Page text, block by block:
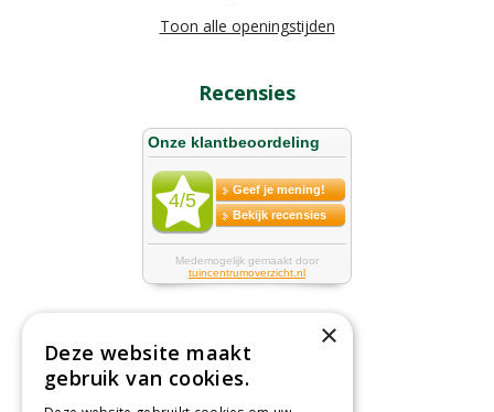
Toon alle openingstijden
Recensies
Tuincentrum
×
Deze website maakt
gebruik van cookies.